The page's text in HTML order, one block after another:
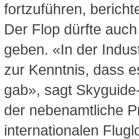
fortzuführen,
Der Flop dürfte
geben. «In der
zur Kenntnis, dass
gab», sagt
der nebenamtliche
internationalen